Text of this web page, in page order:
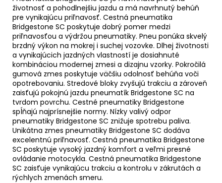
životnosť a pohodlnejšiu jazdu a má navrhnutý behúň
pre vynikajúcu priľnavosť. Cestná pneumatika
Bridgestone SC poskytuje dobrý pomer medzi
priľnavosťou a výdržou pneumatiky. Pneu ponúka skvelý
brzdný výkon na mokrej i suchej vozovke. Dlhej životnosti
a vynikajúcich jazdných vlastností je dosiahnuté
kombináciou modernej zmesi a dizajnu vzorky. Pokročilá
gumová zmes poskytuje väčšiu odolnosť behúňa voči
opotrebovaniu. Stredové bloky zvyšujú trakciu a zároveň
zaisťujú pokojnú jazdu pneumatík Bridgestone SC na
tvrdom povrchu. Cestné pneumatiky Bridgestone
spĺňajú najprísnejšie normy. Nízky valivý odpor
pneumatiky Bridgestone SC znižuje spotrebu paliva.
Unikátna zmes pneumatiky Bridgestone SC dodáva
excelentnú priľnavosť. Cestná pneumatika Bridgestone
SC poskytuje vysoký jazdný komfort a veľmi presné
ovládanie motocykla. Cestná pneumatika Bridgestone
SC zaisťuje vynikajúcu trakciu a kontrolu v zákrutách a
rýchlych zmenách smeru.